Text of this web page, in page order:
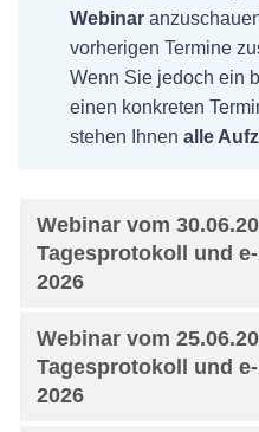
Webinar
vorherigen Termine
Wenn Sie jedoch ein
einen konkreten
stehen Ihnen alle
Webinar vom
Tagesprotokoll und
2026
Webinar vom
Tagesprotokoll und
2026